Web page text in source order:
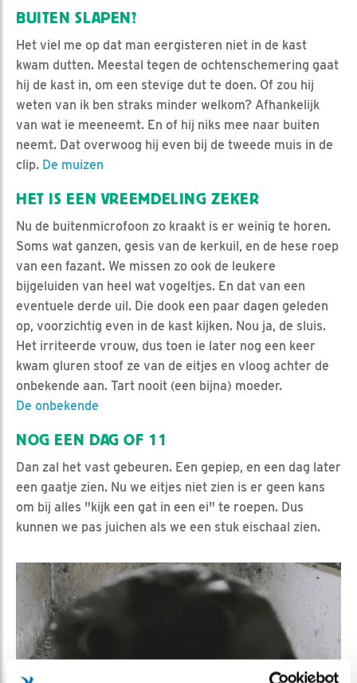
BUITEN SLAPEN?
Het viel me op dat man eergisteren niet in de kast
kwam dutten. Meestal tegen de ochtenschemering gaat
hij de kast in, om een stevige dut te doen. Of zou hij
weten van ik ben straks minder welkom? Afhankelijk
van wat ie meeneemt. En of hij niks mee naar buiten
neemt. Dat overwoog hij even bij de tweede muis in de
clip. De muizen
HET IS EEN VREEMDELING ZEKER
Nu de buitenmicrofoon zo kraakt is er weinig te horen.
Soms wat ganzen, gesis van de kerkuil, en de hese roep
van een fazant. We missen zo ook de leukere
bijgeluiden van heel wat vogeltjes. En dat van een
eventuele derde uil. Die dook een paar dagen geleden
op, voorzichtig even in de kast kijken. Nou ja, de sluis.
Het irriteerde vrouw, dus toen ie later nog een keer
kwam gluren stoof ze van de eitjes en vloog achter de
onbekende aan. Tart nooit (een bijna) moeder.
De onbekende
NOG EEN DAG OF 11
Dan zal het vast gebeuren. Een gepiep, en een dag later
een gaatje zien. Nu we eitjes niet zien is er geen kans
om bij alles "kijk een gat in een ei" te roepen. Dus
kunnen we pas juichen als we een stuk eischaal zien.